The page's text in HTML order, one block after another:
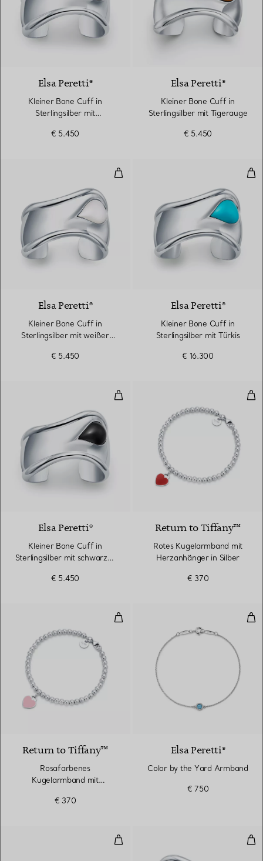
Elsa Peretti®
Kleiner Bone Cuff in
Sterlingsilber mit
€ 5.450
Elsa Peretti®
Kleiner Bone Cuff in
Sterlingsilber mit Tigerauge
€ 5.450
Kleiner Bone Cuff in
Elsa Peretti®
Kleiner Bone Cuff in
Sterlingsilber mit weißer
€ 5.450
Elsa Peretti®
Kleiner Bone Cuff in
Sterlingsilber mit Türkis
€ 16.300
Kleiner Bone Cuff in
Elsa Peretti®
Kleiner Bone Cuff in
Sterlingsilber mit schwarzer
€ 5.450
Return to Tiffany™
Rotes Kugelarmband mit
Herzanhänger in Silber
€ 370
Rosafarbenes Kugelarmband
Return to Tiffany™
Rosafarbenes
Kugelarmband mit
4 mm
€ 370
Elsa Peretti®
Color by the Yard Armband
€ 750
Sevillana Cuff in Sterlingsilber